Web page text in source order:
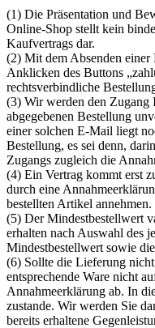
(1) Die Präsentation und
Online-Shop stellt kein
Kaufvertrags dar.
(2) Mit dem Absenden
Anklicken des Buttons
rechtsverbindliche
(3) Wir werden den Zugang
abgegebenen Bestellung
einer solchen E-Mail liegt
Bestellung, es sei denn,
Zugangs zugleich die
(4) Ein Vertrag kommt erst
durch eine
bestellten Artikel annehmen.
(5) Der Mindestbestellwert
erhalten nach Auswahl des
Mindestbestellwert sowie
(6) Sollte die Lieferung
entsprechende Ware nicht
Annahmeerklärung ab. In
zustande. Wir werden Sie
bereits erhaltene